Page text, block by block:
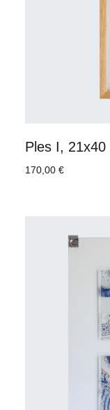
Ples I,
170,00 €